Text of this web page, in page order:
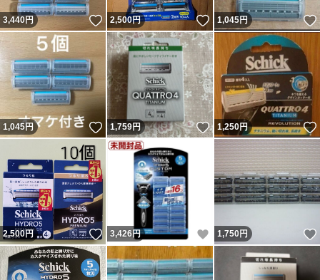
3,440円 いいね！
2,500円 いいね！
1,045円
1,045円 いいね！
1,759円 いいね！
1,250円
2,500円 いいね！
3,426 円 いいね！
1,750円